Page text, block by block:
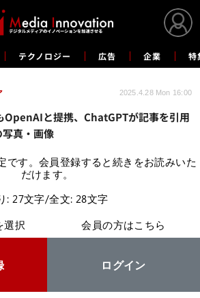
テクノロジー 広告 企業 特
OpenAIと提携、ChatGPTが記事を引用
真・画像
2025.4.28 Mon 16:00
です。会員登録すると続きをお読みいた
だけます。
: 27文字/全文: 28文字
選択
会員の方はこちら
ログイン